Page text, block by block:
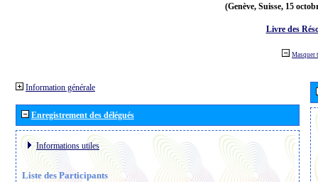
(Genève, Suisse, 15
Livre des
Masquer
Information générale
Enregistrement des délégués
Informations utiles
Liste des Participants